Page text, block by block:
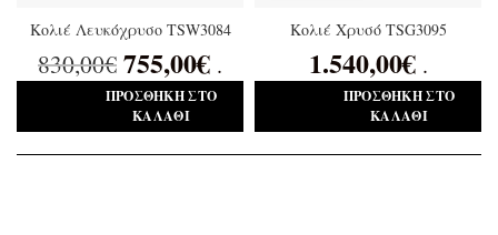
Κολιέ Λευκόχρυσο TSW3084
830,00€ 755,00€ .
ΠΡΟΣΘΉΚΗ ΣΤΟ
ΚΑΛΆΘΙ
Κολιέ Χρυσό TSG3095
1.540,00€ .
ΠΡΟΣΘΉΚΗ ΣΤΟ
ΚΑΛΆΘΙ